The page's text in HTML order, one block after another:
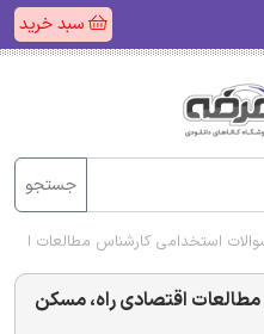
سبد خرید
جستجو
استخدامی کارشناس مطالعات
اقتصادی راه، مسکن